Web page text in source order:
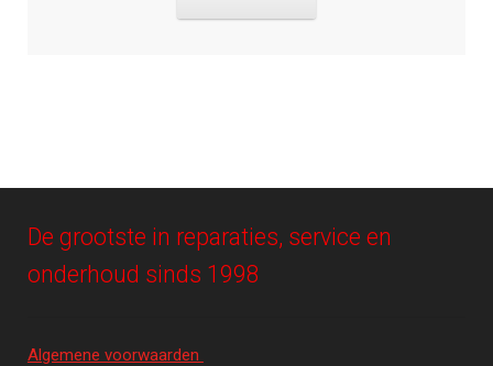
De grootste in reparaties, service en
onderhoud sinds 1998
Algemene voorwaarden